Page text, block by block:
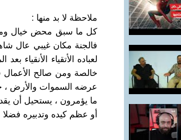
ملاحظة لا بد منها :
كل ما سبق محض خيال
فالجنة مكان غيبي عال
لعباده الأتقياء الأنقياء
خالصة ومن صالح الأعمال
عرضه السموات والأرض ،
ما يؤمرون ، يستحيل أن
أو عظم كيده وتدبيره